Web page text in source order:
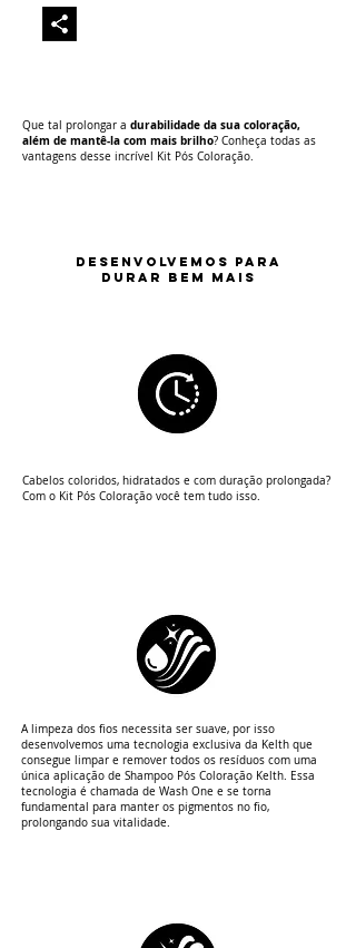
Que tal prolongar a durabilidade da sua coloração,
além de mantê-la com mais brilho? Conheça todas as
vantagens desse incrível Kit Pós Coloração.
DESENVOLVEMOS PARA
DURAR BEM MAIS
Cabelos coloridos, hidratados e com duração prolongada?
Com o Kit Pós Coloração você tem tudo isso.
A limpeza dos fios necessita ser suave, por isso
desenvolvemos uma tecnologia exclusiva da Kelth que
consegue limpar e remover todos os resíduos com uma
única aplicação de Shampoo Pós Coloração Kelth. Essa
tecnologia é chamada de Wash One e se torna
fundamental para manter os pigmentos no fio,
prolongando sua vitalidade.